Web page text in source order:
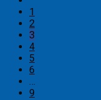
1
2
3
4
5
6
…
9